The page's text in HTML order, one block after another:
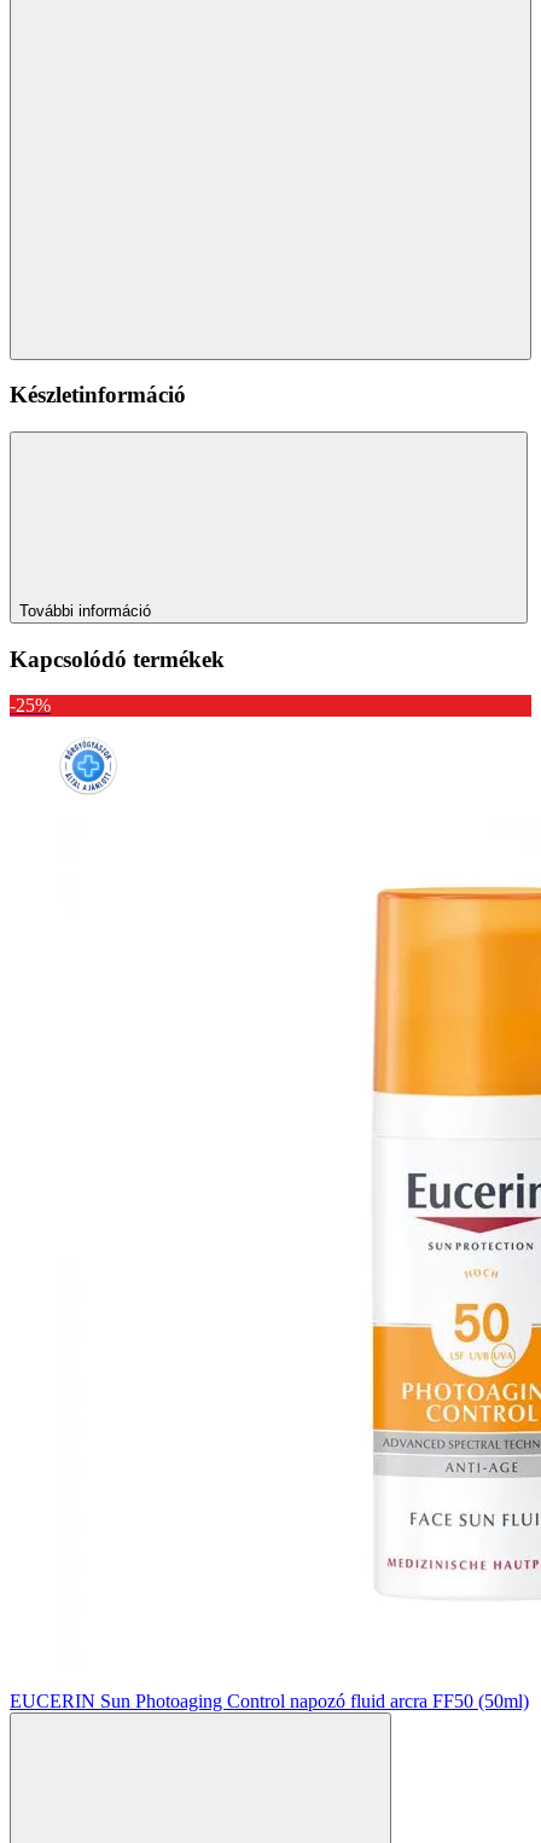
Készletinformáció
További információ
Kapcsolódó termékek
-25%
EUCERIN Sun Photoaging Control napozó fluid arcra FF50 (50ml)